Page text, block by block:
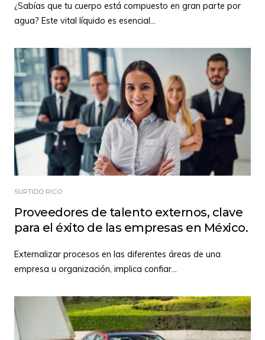
¿Sabías que tu cuerpo está compuesto en gran parte por
agua? Este vital líquido es esencial ...
SURTIDO RICO
Proveedores de talento externos, clave
para el éxito de las empresas en México.
Externalizar procesos en las diferentes áreas de una
empresa u organización, implica confiar...